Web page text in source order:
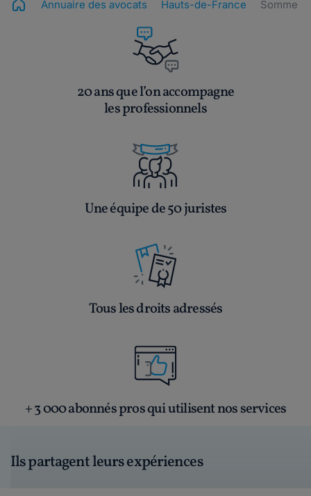
Annuaire des avocats Hauts-de-France Somme
20 ans que l’on accompagne
les professionnels
Une équipe de 50 juristes
Tous les droits adressés
+ 3 000 abonnés pros qui utilisent nos services
Ils partagent leurs expériences